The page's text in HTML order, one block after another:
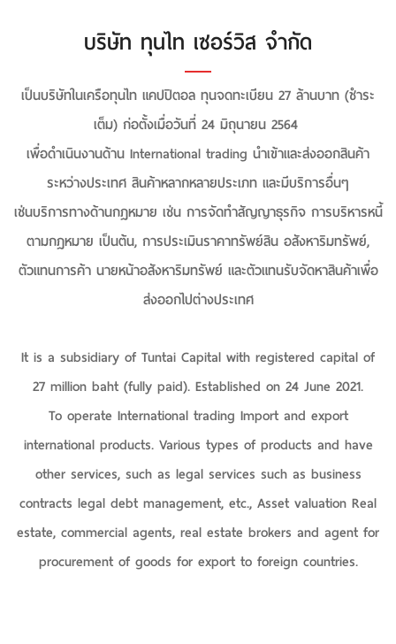
บริษัท ทุนไท เซอร์วิส จำกัด
เป็นบริษัทในเครือทุนไท แคปปิตอล ทุนจดทะเบียน 27 ล้านบาท (ชำระ
เต็ม) ก่อตั้งเมื่อวันที่ 24 มิถุนายน 2564
เพื่อดำเนินงานด้าน International trading นำเข้าและส่งออกสินค้า
ระหว่างประเทศ สินค้าหลากหลายประเภท และมีบริการอื่นๆ
เช่นบริการทางด้านกฎหมาย เช่น การจัดทำสัญญาธุรกิจ การบริหารหนี้
ตามกฎหมาย เป็นต้น, การประเมินราคาทรัพย์สิน อสังหาริมทรัพย์,
ตัวแทนการค้า นายหน้าอสังหาริมทรัพย์ และตัวแทนรับจัดหาสินค้าเพื่อ
ส่งออกไปต่างประเทศ
It is a subsidiary of Tuntai Capital with registered capital of
27 million baht (fully paid). Established on 24 June 2021.
To operate International trading Import and export
international products. Various types of products and have
other services, such as legal services such as business
contracts legal debt management, etc., Asset valuation Real
estate, commercial agents, real estate brokers and agent for
procurement of goods for export to foreign countries.